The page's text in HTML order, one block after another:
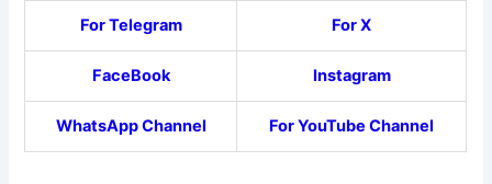
For Telegram For X
FaceBook Instagram
WhatsApp Channel For YouTube Channel